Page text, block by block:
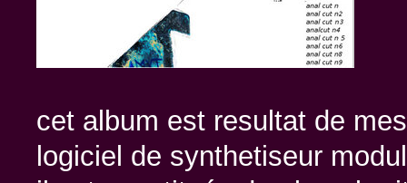
cet album est resultat de
logiciel de synthetiseur